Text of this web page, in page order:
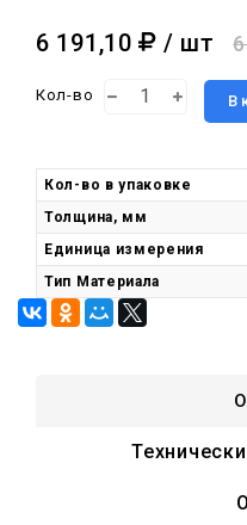
6 191,10 / шт
Кол-во В
Кол-во в упаковке
Толщина, мм
Единица измерения
Тип Материала